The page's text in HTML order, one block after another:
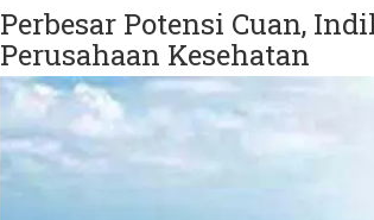
Perbesar Potensi Cuan,
Perusahaan Kesehatan